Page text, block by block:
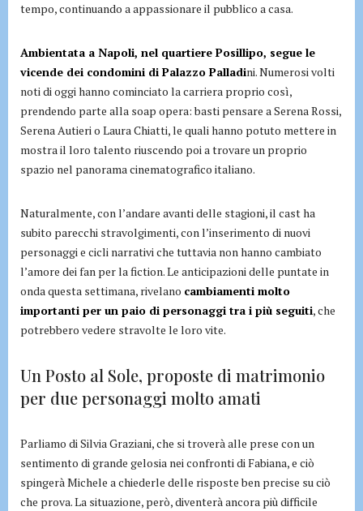
tempo, continuando a appassionare il pubblico a casa.
Ambientata a Napoli, nel quartiere Posillipo, segue le
vicende dei condomini di Palazzo Palladini. Numerosi volti
noti di oggi hanno cominciato la carriera proprio così,
prendendo parte alla soap opera: basti pensare a Serena Rossi,
Serena Autieri o Laura Chiatti, le quali hanno potuto mettere in
mostra il loro talento riuscendo poi a trovare un proprio
spazio nel panorama cinematografico italiano.
Naturalmente, con l’andare avanti delle stagioni, il cast ha
subito parecchi stravolgimenti, con l’inserimento di nuovi
personaggi e cicli narrativi che tuttavia non hanno cambiato
l’amore dei fan per la fiction. Le anticipazioni delle puntate in
onda questa settimana, rivelano cambiamenti molto
importanti per un paio di personaggi tra i più seguiti, che
potrebbero vedere stravolte le loro vite.
Un Posto al Sole, proposte di matrimonio
per due personaggi molto amati
Parliamo di Silvia Graziani, che si troverà alle prese con un
sentimento di grande gelosia nei confronti di Fabiana, e ciò
spingerà Michele a chiederle delle risposte ben precise su ciò
che prova. La situazione, però, diventerà ancora più difficile